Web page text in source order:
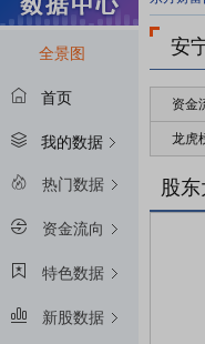
全景图
首页
我的数据
热门数据
资金流向
特色数据
新股数据
安
资金
龙虎
股